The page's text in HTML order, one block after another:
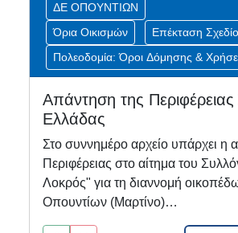
ΔΕ ΟΠΟΥΝΤΙΩΝ
Όρια Οικισμών
Επέκταση
Πολεοδομία: Όροι Δόμησης &
Απάντηση της Περιφέρειας
Ελλάδας
Στο συννημέρο αρχείο υπάρχει η
Περιφέρειας στο αίτημα του
Λοκρός" για τη διαννομή
Οπουντίων (Μαρτίνο)…